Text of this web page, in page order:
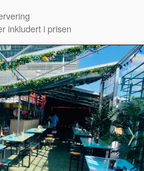
inkludert i prisen